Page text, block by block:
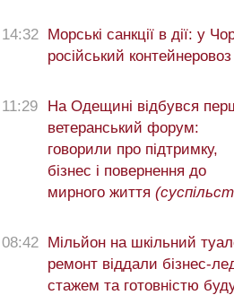
14:32 Морські санкції в дії: у
російський
11:29
На Одещині відбувся
ветеранський форум:
говорили про підтримку,
бізнес і повернення до
мирного життя
08:42 Мільйон на шкільний
ремонт віддали бізнес-
стажем та готовністю